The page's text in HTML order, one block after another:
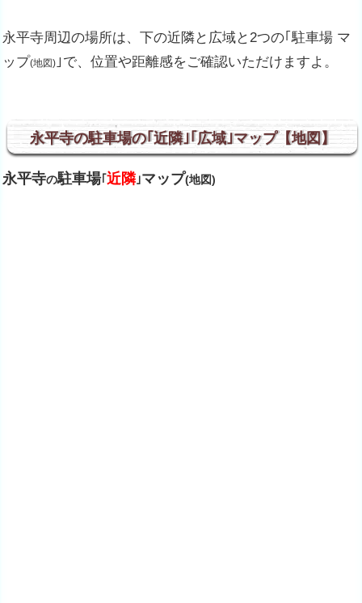
永平寺周辺の場所は、下の近隣と広域と2つの｢駐車場 マ
ップ(地図) ｣で、位置や距離感をご確認いただけますよ。
永平寺の駐車場の｢近隣｣｢広域｣マップ【地図】
永平寺の駐車場｢ 近隣 ｣マップ(地図)